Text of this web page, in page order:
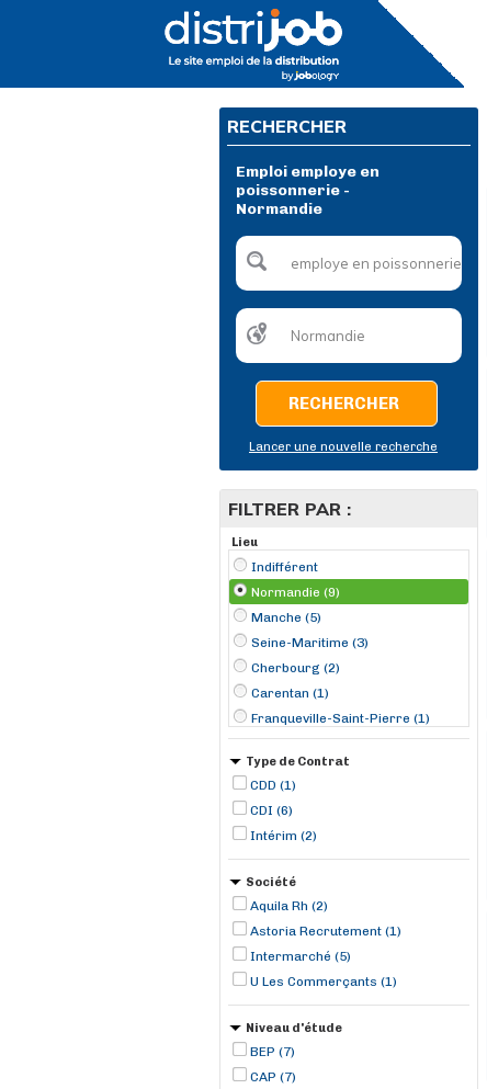
RECHERCHER
Emploi employe en
poissonnerie -
Normandie
RECHERCHER
Lancer une nouvelle recherche
FILTRER PAR :
Lieu
Indifférent
Normandie (9)
Manche (5)
Seine-Maritime (3)
Cherbourg (2)
Carentan (1)
Franqueville-Saint-Pierre (1)
Le Havre (1)
Romilly-sur-Andelle (1)
Saint-Pair-sur-Mer (1)
Valognes (1)
Type de Contrat
CDD (1)
CDI (6)
Intérim (2)
Société
Aquila Rh (2)
Astoria Recrutement (1)
Intermarché (5)
U Les Commerçants (1)
Niveau d'étude
BEP (7)
CAP (7)